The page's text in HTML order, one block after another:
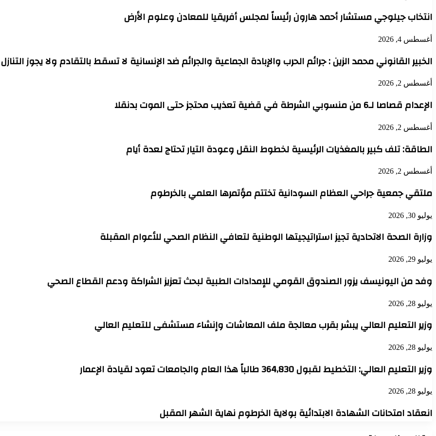
انتخاب جيلوجي مستشار أحمد هارون رئيساً لمجلس أفريقيا للمعادن وعلوم الأرض
أغسطس 4, 2026
الخبير القانوني محمد الزين : جرائم الحرب والإبادة الجماعية والجرائم ضد الإنسانية لا تسقط بالتقادم ولا يجوز
أغسطس 2, 2026
الإعدام قصاصا لـ6 من منسوبي الشرطة في قضية تعذيب محتجز حتى الموت بدنقلا
أغسطس 2, 2026
الطاقة: تلف كبير بالمغذيات الرئيسية لخطوط النقل وعودة التيار تحتاج لعدة أيام
أغسطس 2, 2026
ملتقي جمعية جراحي العظام السودانية تختتم مؤتمرها العلمي بالخرطوم
يوليو 30, 2026
وزارة الصحة الاتحادية تجيز استراتيجيتها الوطنية لتعافي النظام الصحي للأعوام المقبلة
يوليو 29, 2026
وفد من اليونيسف يزور الصندوق القومي للإمدادات الطبية لبحث تعزيز الشراكة ودعم القطاع الصحي
يوليو 28, 2026
وزير التعليم العالي يبشر بقرب معالجة ملف المعاشات وإنشاء مستشفى للتعليم العالي
يوليو 28, 2026
وزير التعليم العالي: التخطيط لقبول 364,830 طالباً هذا العام والجامعات تعود لقيادة الإعمار
يوليو 28, 2026
انعقاد امتحانات الشهادة الابتدائية بولاية الخرطوم نهاية الشهر المقبل